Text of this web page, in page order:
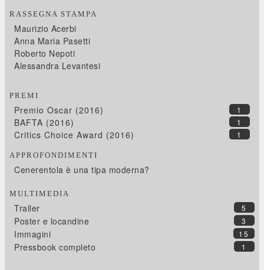
RASSEGNA STAMPA
Maurizio Acerbi
Anna Maria Pasetti
Roberto Nepoti
Alessandra Levantesi
PREMI
1
Premio Oscar (2016)
1
BAFTA (2016)
1
Critics Choice Award (2016)
APPROFONDIMENTI
Cenerentola è una tipa moderna?
MULTIMEDIA
5
Trailer
3
Poster e locandine
15
Immagini
1
Pressbook completo